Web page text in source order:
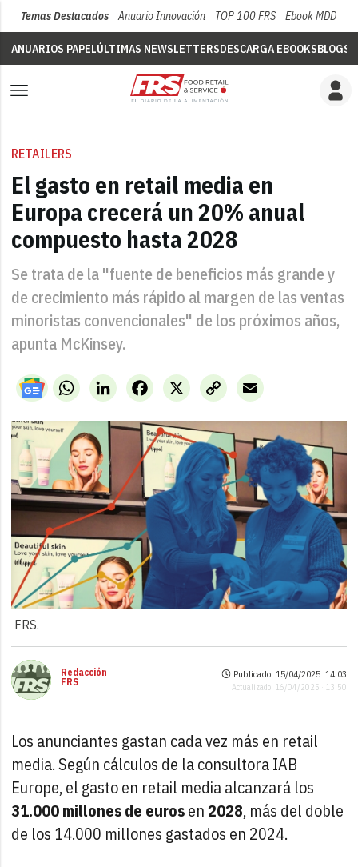
Temas Destacados Anuario Innovación TOP 100 FRS Ebook MDD
ANUARIOS PAPELÚLTIMAS NEWSLETTERSDESCARGA EBOOKSBLOGS
RETAILERS
El gasto en retail media en
Europa crecerá un 20% anual
compuesto hasta 2028
Se trata de la "fuente de beneficios más grande y
de crecimiento más rápido al margen de las ventas
minoristas convencionales" de los próximos años,
apunta McKinsey.
WhatsAppLinkedIn X
Facebook
Copy
Link
Email
FRS.
Redacción
FRS
Publicado: 15/04/2025 ·14:03
Actualizado: 16/04/2025 · 13:50
Los anunciantes gastan cada vez más en retail
media. Según cálculos de la consultora IAB
Europe, el gasto en retail media alcanzará los
31.000 millones de eurosen2028, más del doble
de los 14.000 millones gastados en 2024.